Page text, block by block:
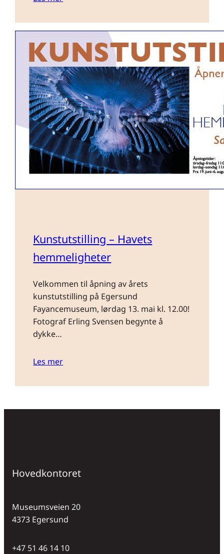
Kunstutstilling – Havets
hemmeligheter
Velkommen til åpning av årets
kunstutstilling på Egersund
Fayancemuseum, lørdag 13. mai kl. 12.00!
Fotograf Erling Svensen begynte å
dykke…
Les mer
Hovedkontoret
Museumsveien 20
4373 Egersund
+47 51 46 14 10